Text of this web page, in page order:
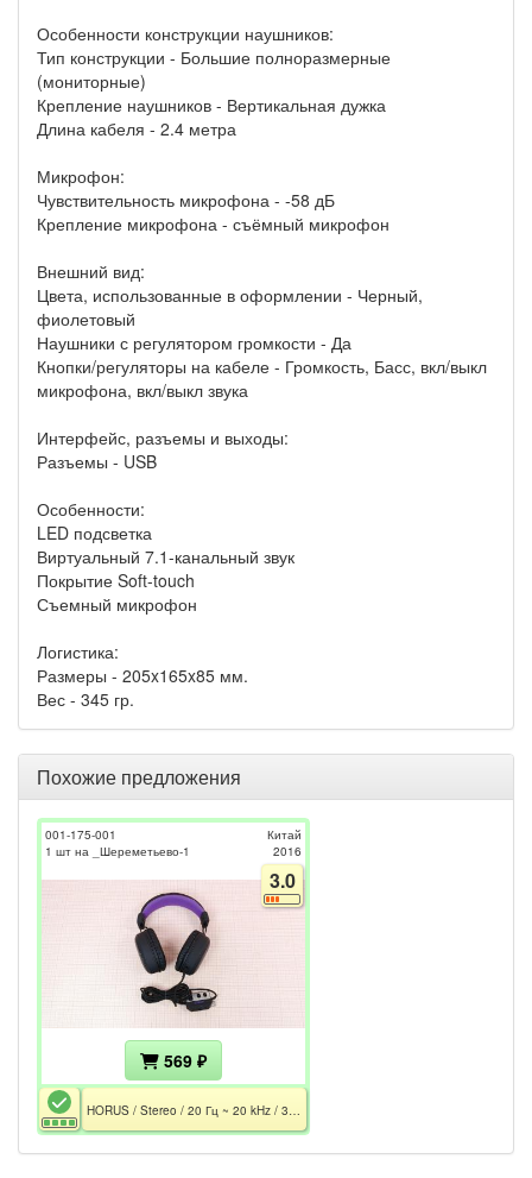
Особенности конструкции наушников:
Тип конструкции - Большие полноразмерные
(мониторные)
Крепление наушников - Вертикальная дужка
Длина кабеля - 2.4 метра
Микрофон:
Чувствительность микрофона - -58 дБ
Крепление микрофона - съёмный микрофон
Внешний вид:
Цвета, использованные в оформлении - Черный,
фиолетовый
Наушники с регулятором громкости - Да
Кнопки/регуляторы на кабеле - Громкость, Басс, вкл/выкл
микрофона, вкл/выкл звука
Интерфейс, разъемы и выходы:
Разъемы - USB
Особенности:
LED подсветка
Виртуальный 7.1-канальный звук
Покрытие Soft-touch
Съемный микрофон
Логистика:
Размеры - 205x165x85 мм.
Вес - 345 гр.
Похожие предложения
001-175-001
1 шт на _Шереметьево-1
Китай
2016
3.0
569 ₽
HORUS / Stereo / 20 Гц ~ 20 kHz / 32 Ohm / Mic / USB / 2.4m / Подсветка / Без съёмного микрофона